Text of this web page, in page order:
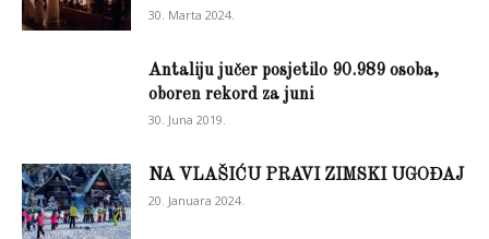
30. Marta 2024.
Antaliju jučer posjetilo 90.989 osoba,
oboren rekord za juni
30. Juna 2019.
NA VLAŠIĆU PRAVI ZIMSKI UGOĐAJ
20. Januara 2024.